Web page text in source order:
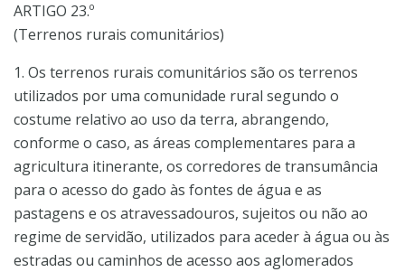
ARTIGO 23.º
(Terrenos rurais comunitários)
1. Os terrenos rurais comunitários são os terrenos
utilizados por uma comunidade rural segundo o
costume relativo ao uso da terra, abrangendo,
conforme o caso, as áreas complementares para a
agricultura itinerante, os corredores de transumância
para o acesso do gado às fontes de água e as
pastagens e os atravessadouros, sujeitos ou não ao
regime de servidão, utilizados para aceder à água ou às
estradas ou caminhos de acesso aos aglomerados